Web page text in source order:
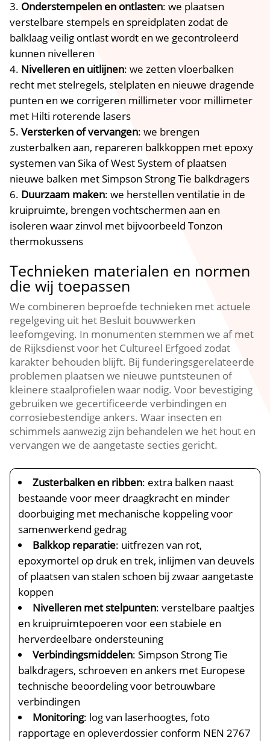
Onderstempelen en ontlasten: we plaatsen
verstelbare stempels en spreidplaten zodat de
balklaag veilig ontlast wordt en we gecontroleerd
kunnen nivelleren
Nivelleren en uitlijnen: we zetten vloerbalken
recht met stelregels, stelplaten en nieuwe dragende
punten en we corrigeren millimeter voor millimeter
met Hilti roterende lasers
Versterken of vervangen: we brengen
zusterbalken aan, repareren balkkoppen met epoxy
systemen van Sika of West System of plaatsen
nieuwe balken met Simpson Strong Tie balkdragers
Duurzaam maken: we herstellen ventilatie in de
kruipruimte, brengen vochtschermen aan en
isoleren waar zinvol met bijvoorbeeld Tonzon
thermokussens
Technieken materialen en normen
die wij toepassen
We combineren beproefde technieken met actuele
regelgeving uit het Besluit bouwwerken
leefomgeving.​ In monumenten stemmen we af met
de Rijksdienst voor het Cultureel Erfgoed zodat
karakter behouden blijft.​ Bij funderingsgerelateerde
problemen plaatsen we nieuwe puntsteunen of
kleinere staalprofielen waar nodig.​ Voor bevestiging
gebruiken we gecertificeerde verbindingen en
corrosiebestendige ankers.​ Waar insecten en
schimmels aanwezig zijn behandelen we het hout en
vervangen we de aangetaste secties gericht.​
Zusterbalken en ribben: extra balken naast
bestaande voor meer draagkracht en minder
doorbuiging met mechanische koppeling voor
samenwerkend gedrag
Balkkop reparatie: uitfrezen van rot,
epoxymortel op druk en trek, inlijmen van deuvels
of plaatsen van stalen schoen bij zwaar aangetaste
koppen
Nivelleren met stelpunten: verstelbare paaltjes
en kruipruimtepoeren voor een stabiele en
herverdeelbare ondersteuning
Verbindingsmiddelen: Simpson Strong Tie
balkdragers, schroeven en ankers met Europese
technische beoordeling voor betrouwbare
verbindingen
Monitoring: log van laserhoogtes, foto
rapportage en opleverdossier conform NEN 2767